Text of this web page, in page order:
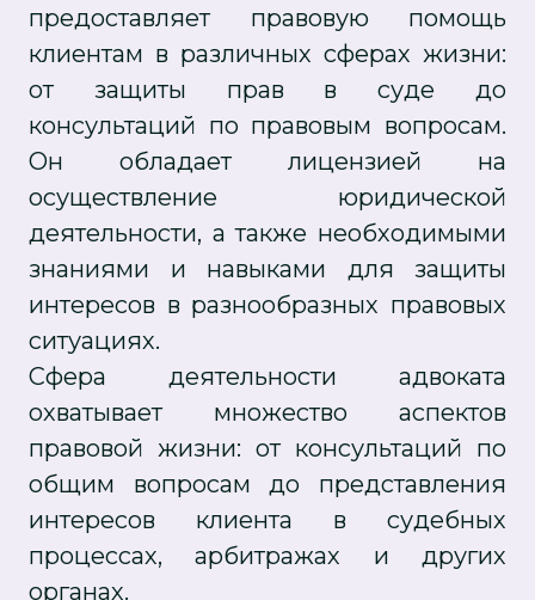
предоставляет правовую помощь
клиентам в различных сферах жизни:
от защиты прав в суде до
консультаций по правовым вопросам.
Он обладает лицензией на
осуществление юридической
деятельности, а также необходимыми
знаниями и навыками для защиты
интересов в разнообразных правовых
ситуациях.
Сфера деятельности адвоката
охватывает множество аспектов
правовой жизни: от консультаций по
общим вопросам до представления
интересов клиента в судебных
процессах, арбитражах и других
органах.